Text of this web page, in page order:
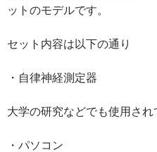
ットのモデルです。
セット内容は以下の通り
・自律神経測定器
大学の研究などでも使用さ
・パソコン